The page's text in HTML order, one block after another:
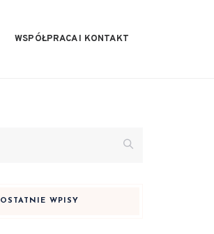
WSPÓŁPRACA I KONTAKT
OSTATNIE WPISY